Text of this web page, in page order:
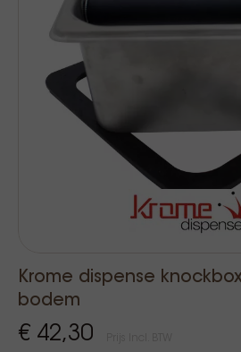
Krome dispense
bodem
€ 42,30